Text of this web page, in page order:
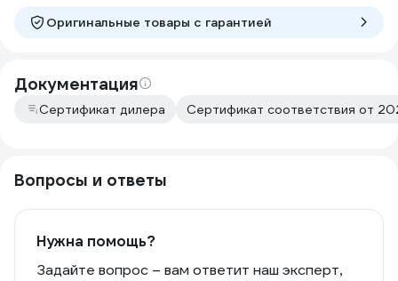
Оригинальные товары c гарантией
Документация
Сертификат дилера Сертификат соответствия от
Вопросы и ответы
Нужна помощь?
Задайте вопрос – вам ответит наш эксперт,